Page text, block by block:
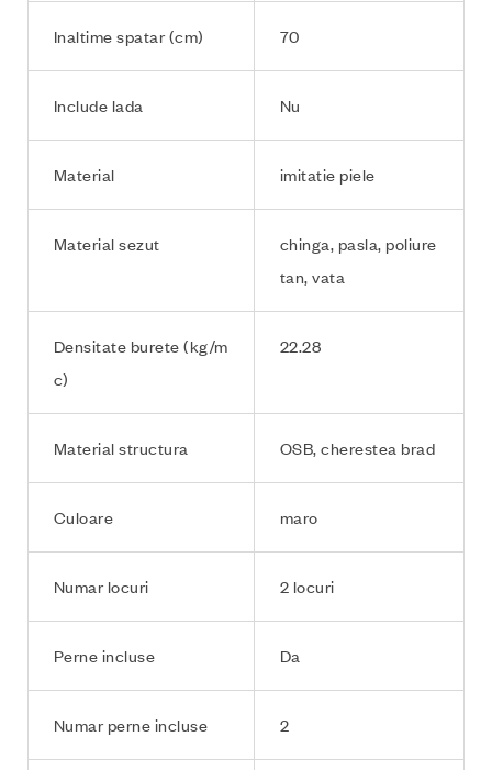
Inaltime spatar (cm) 70
Include lada Nu
Material imitatie piele
Material sezut
chinga, pasla, poliure
tan, vata
Densitate burete (kg/m
c)
22.28
Material structura OSB, cherestea brad
Culoare maro
Numar locuri 2 locuri
Perne incluse Da
Numar perne incluse 2